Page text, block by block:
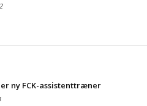
ny FCK-assistenttræner